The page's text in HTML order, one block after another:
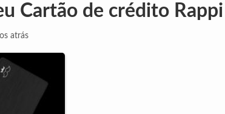
Cartão de crédito Rappi
atrás